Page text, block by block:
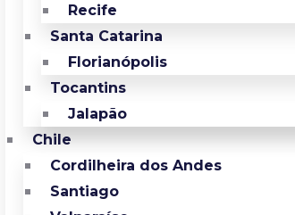
Recife
Santa Catarina
Florianópolis
Tocantins
Jalapão
Chile
Cordilheira dos Andes
Santiago